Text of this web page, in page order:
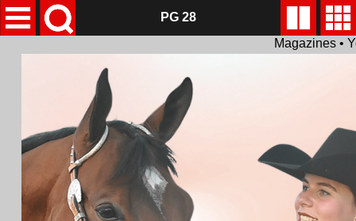
Magazines •
PG 28